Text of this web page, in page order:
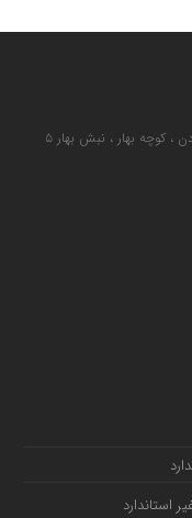
، کوچه بهار ، نبش بهار ۵